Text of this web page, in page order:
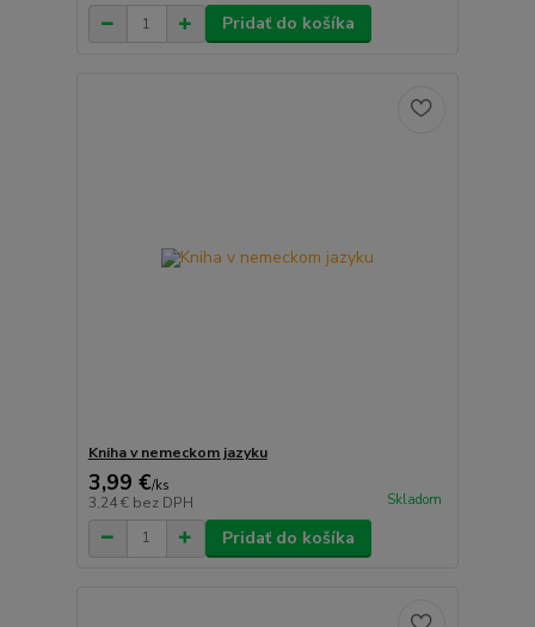
Pridať do košíka
Kniha v nemeckom jazyku
3,99 €/ks
3,24 € bez DPH Skladom
Pridať do košíka